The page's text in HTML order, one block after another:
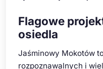
Flagowe
osiedla
Jaśminowy Mokotów
rozpoznawalnych i